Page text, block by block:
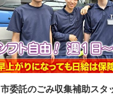
市委託のごみ収集補助スタ